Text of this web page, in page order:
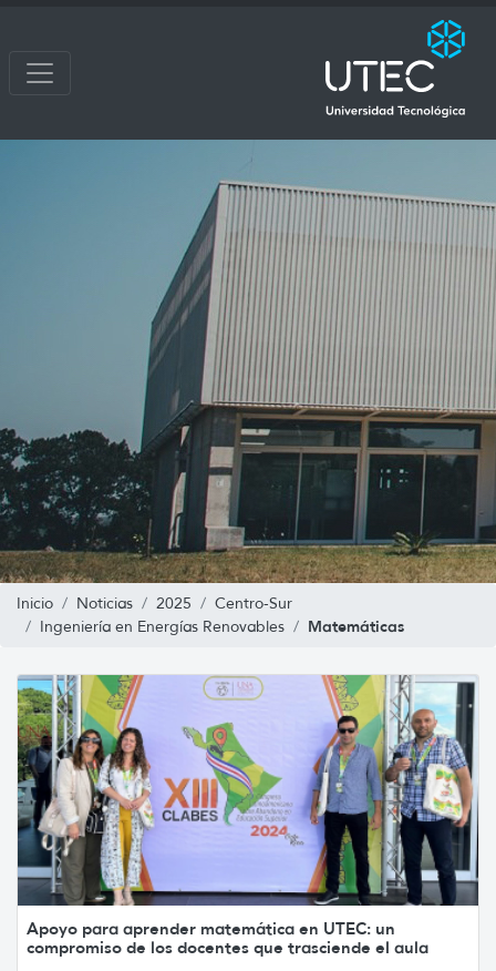
Inicio Noticias 2025
Centro-Sur
Ingeniería en Energías Renovables
Matemáticas
Apoyo para aprender matemática en UTEC: un
compromiso de los docentes que trasciende el aula